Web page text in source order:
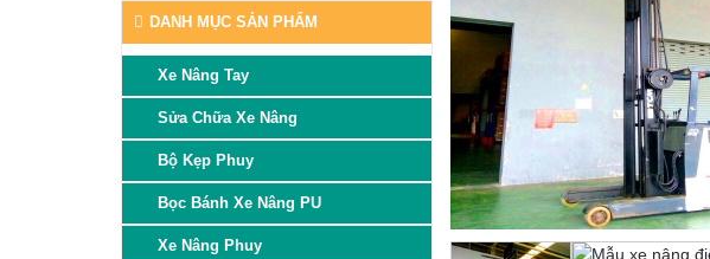
DANH MỤC SẢN PHẨM
Xe Nâng Tay
Sửa Chữa Xe Nâng
Bộ Kẹp Phuy
Bọc Bánh Xe Nâng PU
Xe Nâng Phuy